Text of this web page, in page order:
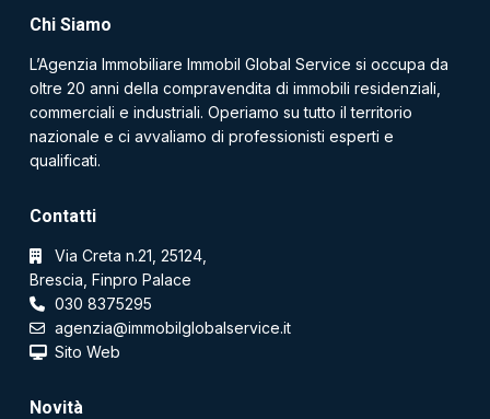
Chi Siamo
L’Agenzia Immobiliare Immobil Global Service si occupa da
oltre 20 anni della compravendita di immobili residenziali,
commerciali e industriali. Operiamo su tutto il territorio
nazionale e ci avvaliamo di professionisti esperti e
qualificati.
Contatti
Via Creta n.21, 25124,
Brescia, Finpro Palace
030 8375295
agenzia@immobilglobalservice.it
Sito Web
Novità